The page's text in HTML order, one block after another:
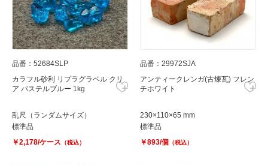
品番：52684SLP
カラフル砂利 リプラグラベル クリ
ア パステルブルー 1kg
乱尺（ランダムサイズ）
標準品
￥2,178/ケース （税込）
品番：29972SJA
アンティークレンガ(古煉瓦) フレン
チホワイト
230×110×65 mm
標準品
￥893/個
（税込）